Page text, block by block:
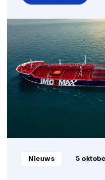
over
TNO’s
zware
waterstofmotor
wint
tweede
prijs
EARTO
Innovation
Informatietype:
Nieuws 5